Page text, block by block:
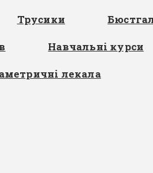
Трусики
Навчальні курси
лекала